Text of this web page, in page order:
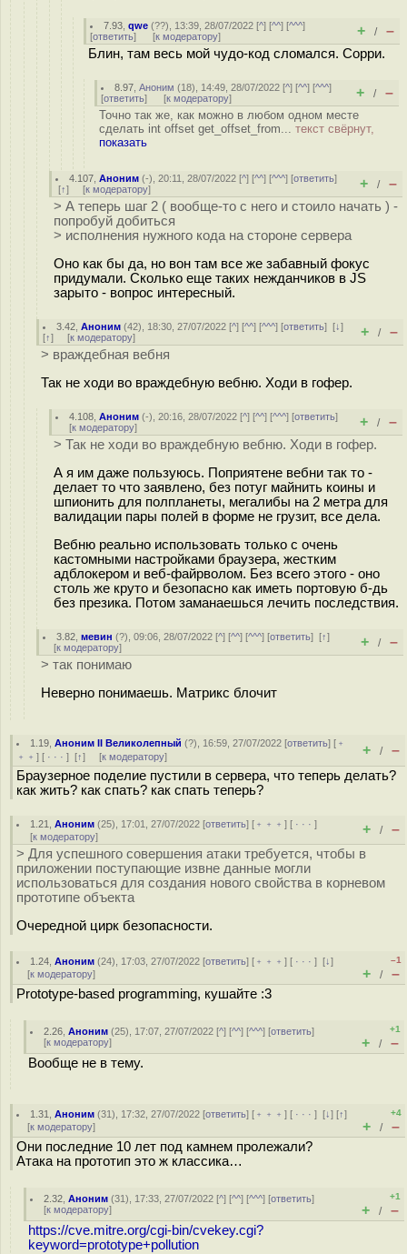
7.93 ,qwe (??), 13:39, 28/07/2022 [^] [^^] [^^^]
[ответить] [к модератору] + / –
Блин, там весь мой чудо-код сломался. Сорри.
8.97 ,Аноним (18), 14:49, 28/07/2022 [^] [^^] [^^^]
[ответить] [к модератору] + / –
Точно так же, как можно в любом одном месте
сделать int offset get_offset_from... текст свёрнут,
показать
4.107 ,Аноним (-), 20:11, 28/07/2022 [^] [^^] [^^^] [ответить]
[↑] [к модератору] + / –
> А теперь шаг 2 ( вообще-то с него и стоило начать ) -
попробуй добиться
> исполнения нужного кода на стороне сервера
Оно как бы да, но вон там все же забавный фокус
придумали. Сколько еще таких нежданчиков в JS
зарыто - вопрос интересный.
3.42 ,Аноним (42), 18:30, 27/07/2022 [^] [^^] [^^^] [ответить][↓]
[↑] [к модератору] + / –
> враждебная вебня
Так не ходи во враждебную вебню. Ходи в гофер.
4.108 ,Аноним (-), 20:16, 28/07/2022 [^] [^^] [^^^] [ответить]
[к модератору] + / –
> Так не ходи во враждебную вебню. Ходи в гофер.
А я им даже пользуюсь. Поприятене вебни так то -
делает то что заявлено, без потуг майнить коины и
шпионить для полпланеты, мегалибы на 2 метра для
валидации пары полей в форме не грузит, все дела.
Вебню реально использовать только с очень
кастомными настройками браузера, жестким
адблокером и веб-файрволом. Без всего этого - оно
столь же круто и безопасно как иметь портовую б-дь
без презика. Потом заманаешься лечить последствия.
3.82 ,мевин (?), 09:06, 28/07/2022 [^] [^^] [^^^] [ответить][↑]
[к модератору] + / –
> так понимаю
Неверно понимаешь. Матрикс блочит
1.19 ,Аноним II Великолепный (?), 16:59, 27/07/2022 [ответить] [ ﹢
﹢﹢ ] [ · · · ] [↑] [к модератору] + / –
Браузерное поделие пустили в сервера, что теперь делать?
как жить? как спать? как спать теперь?
1.21 ,Аноним (25), 17:01, 27/07/2022 [ответить] [ ﹢﹢﹢] [ · · ·]
[к модератору] + / –
> Для успешного совершения атаки требуется, чтобы в
приложении поступающие извне данные могли
использоваться для создания нового свойства в корневом
прототипе объекта
Очередной цирк безопасности.
1.24 ,Аноним (24), 17:03, 27/07/2022 [ответить] [ ﹢﹢﹢] [ · · ·][↓]
[к модератору]
–1
+ / –
Prototype-based programming, кушайте :3
2.26 ,Аноним (25), 17:07, 27/07/2022 [^] [^^] [^^^] [ответить]
[к модератору]
+1
+ / –
Вообще не в тему.
1.31 ,Аноним (31), 17:32, 27/07/2022 [ответить] [ ﹢﹢﹢] [ · · ·][↓] [↑]
[к модератору]
+4
+ / –
Они последние 10 лет под камнем пролежали?
Атака на прототип это ж классика…
2.32 ,Аноним (31), 17:33, 27/07/2022 [^] [^^] [^^^] [ответить]
[к модератору]
+1
+ / –
https://cve.mitre.org/cgi-bin/cvekey.cgi?
keyword=prototype+pollution